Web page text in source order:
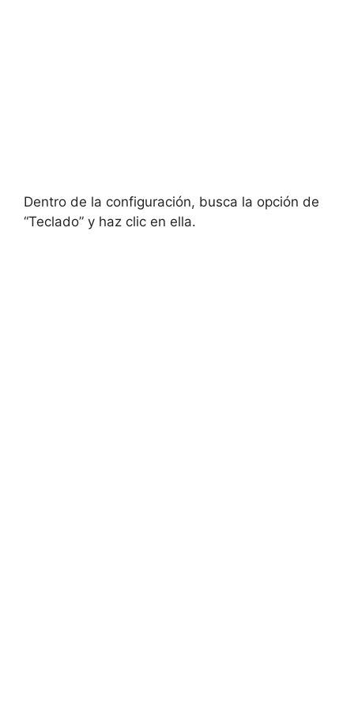
Dentro de la configuración, busca la opción de
“Teclado” y haz clic en ella.